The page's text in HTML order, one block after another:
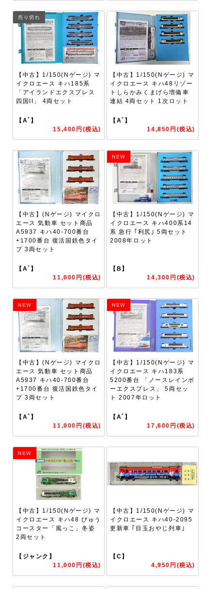
売り切れ
【中古】1/150(Nゲージ) マ
イクロエース キハ185系
「アイランドエクスプレス
四国II」 4両セット
【A´】
15,400円(税込)
【中古】1/150(Nゲージ) マ
イクロエース キハ48リゾー
トしらかみくまげら増備車
連結 4両セット 1次ロット
【A´】
14,850円(税込)
【中古】(Nゲージ) マイクロ
エース 気動車 セット商品
A5937 キハ40-700番台
+1700番台 復活国鉄色タイ
プ 3両セット
【A´】
11,000円(税込)
NEW
【中古】1/150(Nゲージ) マ
イクロエース キハ400系14
系 急行 ｢利尻｣ 5両セット
2008年ロット
【B】
14,300円(税込)
NEW
【中古】(Nゲージ) マイクロ
エース 気動車 セット商品
A5937 キハ40-700番台
+1700番台 復活国鉄色タイ
プ 3両セット
【A´】
11,000円(税込)
NEW
【中古】1/150(Nゲージ) マ
イクロエース キハ183系
5200番台 「ノースレインボ
ーエクスプレス」 5両セッ
ト 2007年ロット
【A´】
17,600円(税込)
NEW
【中古】1/150(Nゲージ) マ
イクロエース キハ48 びゅう
コースター「風っこ」冬姿
2両セット
【ジャンク】
11,000円(税込)
【中古】1/150(Nゲージ) マ
イクロエース キハ40-2095
更新車 ｢目玉おやじ列車｣
【C】
4,950円(税込)